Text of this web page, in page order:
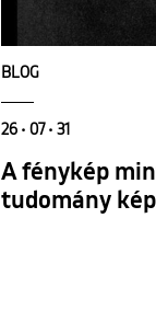
BLOG
26 • 07 • 31
A fénykép
tudomány